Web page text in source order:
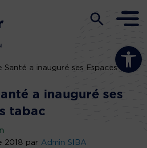
Ouvrir la
Santé a inauguré ses Espaces sans
a inauguré ses
tabac
2018 par Admin SIBA